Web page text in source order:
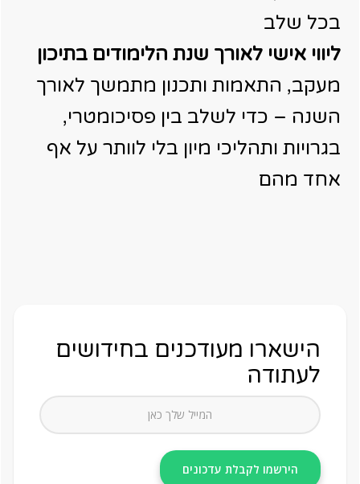
בכל שלב
ליווי אישי לאורך שנת הלימודים בתיכון
מעקב, התאמות ותכנון מתמשך לאורך
השנה – כדי לשלב בין פסיכומטרי,
בגרויות ותהליכי מיון בלי לוותר על אף
אחד מהם
הישארו מעודכנים בחידושים
לעתודה